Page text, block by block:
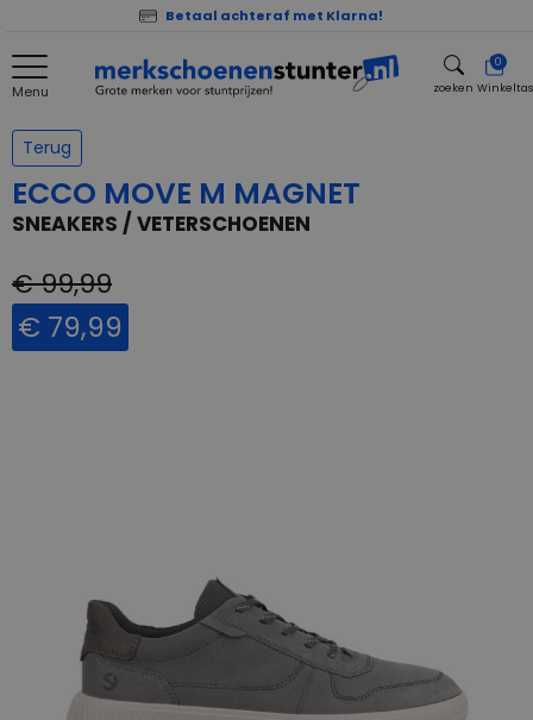
Betaal achteraf met Klarna!
Menu zoeken
0
Winkeltas
Terug
ECCO MOVE M MAGNET
SNEAKERS / VETERSCHOENEN
€ 99,99
€ 79,99